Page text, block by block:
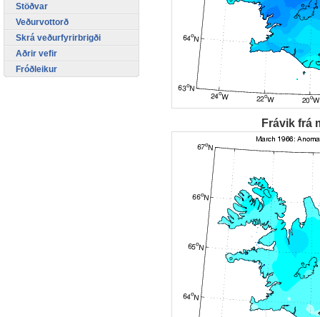
Frávik frá
Stöðvar
Veðurvottorð
Skrá veðurfyrirbrigði
Aðrir vefir
Fróðleikur